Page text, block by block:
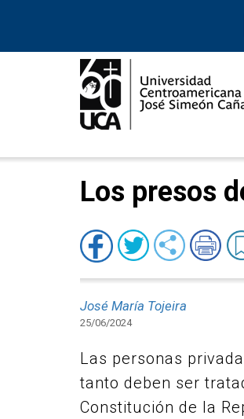
Los presos
José María Tojeira
25/06/2024
Las personas
tanto deben ser
Constitución de la